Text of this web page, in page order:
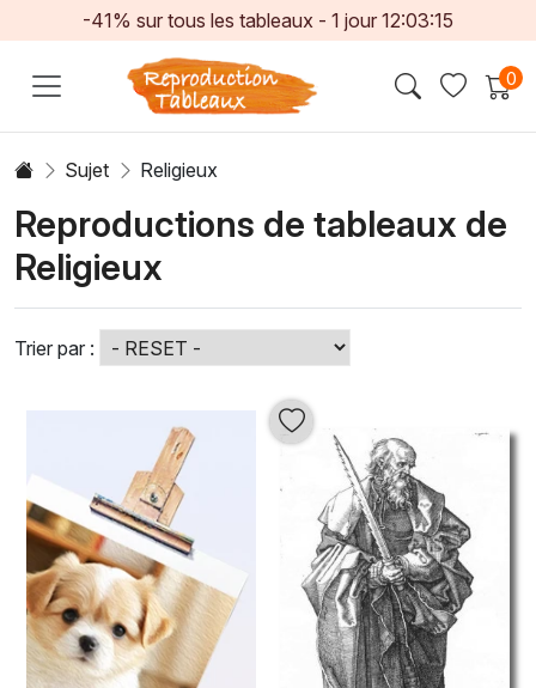
-41% sur tous les tableaux - 1 jour 12:03:13
0
Sujet Religieux
Reproductions de tableaux de
Religieux
Trier par :